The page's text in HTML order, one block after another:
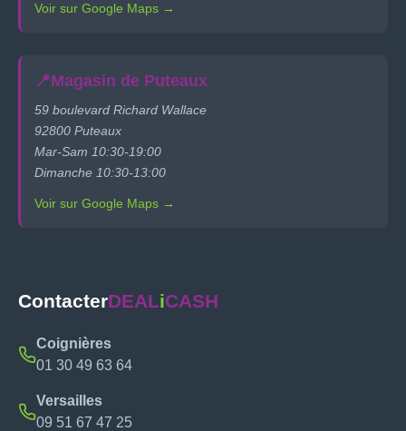
Voir sur Google Maps →
📍Magasin de Puteaux
59 boulevard Richard Wallace
92800 Puteaux
Mar-Sam 10:30-19:00
Dimanche 10:30-13:00
Voir sur Google Maps →
ContacterDEALiCASH
Coignières
01 30 49 63 64
Versailles
09 51 67 47 25